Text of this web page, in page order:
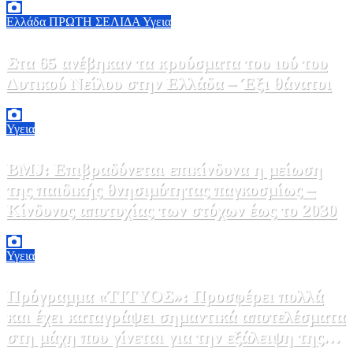
Ελλάδα ΠΡΩΤΗ ΣΕΛΙΔΑΥγεια
Στα 65 ανέβηκαν τα κρούσματα του ιού του
Δυτικού Νείλου στην Ελλάδα – Έξι θάνατοι
Υγεια
BMJ: Επιβραδύνεται επικίνδυνα η μείωση
της παιδικής θνησιμότητας παγκοσμίως –
Κίνδυνος αποτυχίας των στόχων έως το 2030
Υγεια
Πρόγραμμα «ΤΙΤΥΟΣ»: Προσφέρει πολλά
και έχει καταγράψει σημαντικά αποτελέσματα
στη μάχη που γίνεται για την εξάλειψη της